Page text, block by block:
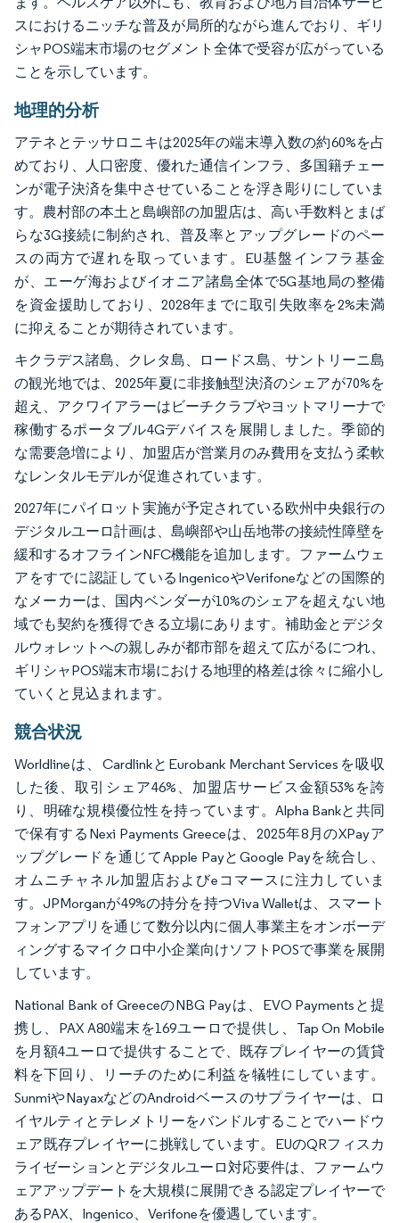
スにおけるニッチな普及が局所的ながら進んでおり、ギリ
シャPOS端末市場のセグメント全体で受容が広がっている
ことを示しています。
地理的分析
アテネとテッサロニキは2025年の端末導入数の約60%を占
めており、人口密度、優れた通信インフラ、多国籍チェー
ンが電子決済を集中させていることを浮き彫りにしていま
す。農村部の本土と島嶼部の加盟店は、高い手数料とまば
らな3G接続に制約され、普及率とアップグレードのペー
スの両方で遅れを取っています。EU基盤インフラ基金
が、エーゲ海およびイオニア諸島全体で5G基地局の整備
を資金援助しており、2028年までに取引失敗率を2%未満
に抑えることが期待されています。
キクラデス諸島、クレタ島、ロードス島、サントリーニ島
の観光地では、2025年夏に非接触型決済のシェアが70%を
超え、アクワイアラーはビーチクラブやヨットマリーナで
稼働するポータブル4Gデバイスを展開しました。季節的
な需要急増により、加盟店が営業月のみ費用を支払う柔軟
なレンタルモデルが促進されています。
2027年にパイロット実施が予定されている欧州中央銀行の
デジタルユーロ計画は、島嶼部や山岳地帯の接続性障壁を
緩和するオフラインNFC機能を追加します。ファームウェ
アをすでに認証しているIngenicoやVerifoneなどの国際的
なメーカーは、国内ベンダーが10%のシェアを超えない地
域でも契約を獲得できる立場にあります。補助金とデジタ
ルウォレットへの親しみが都市部を超えて広がるにつれ、
ギリシャPOS端末市場における地理的格差は徐々に縮小し
ていくと見込まれます。
競合状況
Worldlineは、CardlinkとEurobank Merchant Servicesを吸収
した後、取引シェア46%、加盟店サービス金額53%を誇
り、明確な規模優位性を持っています。Alpha Bankと共同
で保有するNexi Payments Greeceは、2025年8月のXPayア
ップグレードを通じてApple PayとGoogle Payを統合し、
オムニチャネル加盟店およびeコマースに注力していま
す。JPMorganが49%の持分を持つViva Walletは、スマート
フォンアプリを通じて数分以内に個人事業主をオンボーデ
ィングするマイクロ中小企業向けソフトPOSで事業を展開
しています。
National Bank of GreeceのNBG Payは、EVO Paymentsと提
携し、PAX A80端末を169ユーロで提供し、Tap On Mobile
を月額4ユーロで提供することで、既存プレイヤーの賃貸
料を下回り、リーチのために利益を犠牲にしています。
SunmiやNayaxなどのAndroidベースのサプライヤーは、ロ
イヤルティとテレメトリーをバンドルすることでハードウ
ェア既存プレイヤーに挑戦しています。EUのQRフィスカ
ライゼーションとデジタルユーロ対応要件は、ファームウ
ェアアップデートを大規模に展開できる認定プレイヤーで
あるPAX、Ingenico、Verifoneを優遇しています。